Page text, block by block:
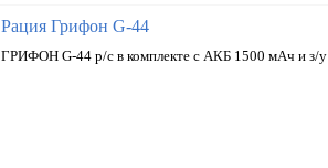
Рация Грифон G-44
ГРИФОН G-44 р/с в комплекте с АКБ 1500 мАч и з/у